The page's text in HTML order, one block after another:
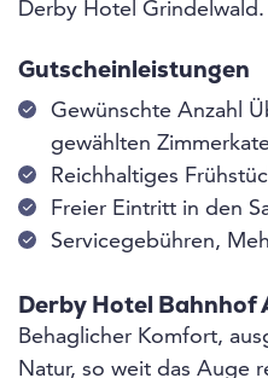
Derby Hotel Grindelwald.
Gutscheinleistungen
Gewünschte Anzahl
gewählten
Reichhaltiges
Freier Eintritt in den
Servicegebühren,
Derby Hotel Bahnhof
Behaglicher Komfort,
Natur, so weit das Auge